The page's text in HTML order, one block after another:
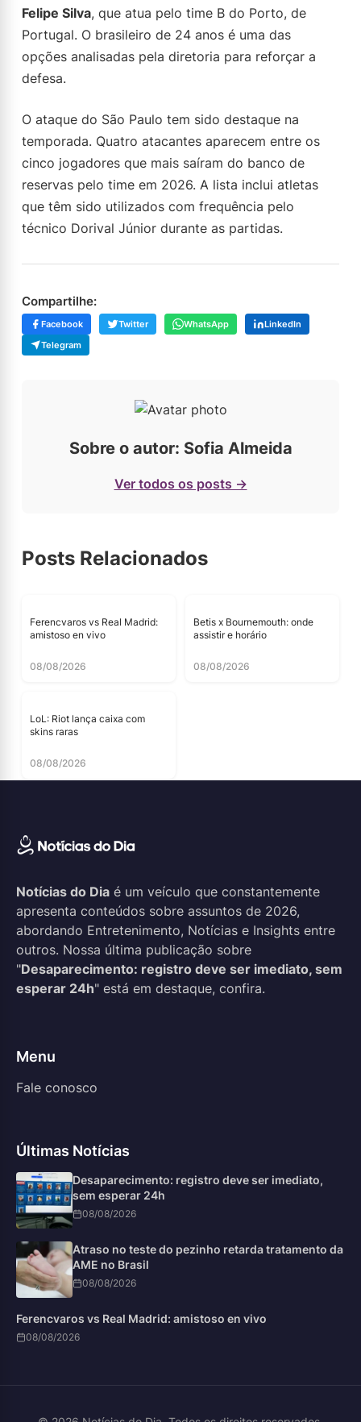
Felipe Silva, que atua pelo time B do Porto, de
Portugal. O brasileiro de 24 anos é uma das
opções analisadas pela diretoria para reforçar a
defesa.
O ataque do São Paulo tem sido destaque na
temporada. Quatro atacantes aparecem entre os
cinco jogadores que mais saíram do banco de
reservas pelo time em 2026. A lista inclui atletas
que têm sido utilizados com frequência pelo
técnico Dorival Júnior durante as partidas.
Compartilhe:
Facebook Twitter WhatsApp
LinkedIn
Telegram
Sobre o autor: Sofia Almeida
Ver todos os posts →
Posts Relacionados
Ferencvaros vs Real Madrid:
amistoso en vivo
08/08/2026
Betis x Bournemouth: onde
assistir e horário
08/08/2026
LoL: Riot lança caixa com
skins raras
08/08/2026
Notícias do Dia é um veículo que constantemente
apresenta conteúdos sobre assuntos de 2026,
abordando Entretenimento, Notícias e Insights entre
outros. Nossa última publicação sobre
"Desaparecimento: registro deve ser imediato, sem
esperar 24h" está em destaque, confira.
Menu
Fale conosco
Últimas Notícias
Desaparecimento: registro deve ser imediato,
sem esperar 24h
08/08/2026
Atraso no teste do pezinho retarda tratamento da
AME no Brasil
08/08/2026
Ferencvaros vs Real Madrid: amistoso en vivo
08/08/2026